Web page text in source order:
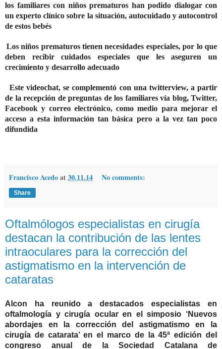
los familiares con niños prematuros han podido dialogar con
un experto clínico sobre la situación, autocuidado y autocontrol
de estos bebés
Los niños prematuros tienen necesidades especiales, por lo que
deben recibir cuidados especiales que les aseguren un
crecimiento y desarrollo adecuado
Este videochat, se complementó con una twitterview, a partir
de la recepción de preguntas de los familiares vía blog, Twitter,
Facebook y correo electrónico, como medio para mejorar el
acceso a esta información tan básica pero a la vez tan poco
difundida
Francisco Acedoat30.11.14 No comments:
Share
Oftalmólogos especialistas en cirugía
destacan la contribución de las lentes
intraoculares para la corrección del
astigmatismo en la intervención de
cataratas
Alcon ha reunido a destacados especialistas en
oftalmología y cirugía ocular en el simposio ‘Nuevos
abordajes en la corrección del astigmatismo en la
cirugía de catarata’ en el marco de la 45ª edición del
congreso anual de la Sociedad Catalana de